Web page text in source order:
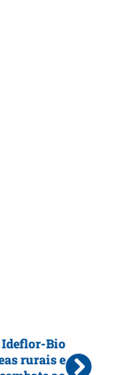
Ideflor-Bio
rurais e